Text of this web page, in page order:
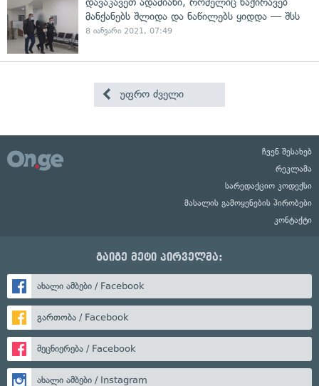
მანქანებს შლიდა და ნაწილებს ყიდდა — შსს
8 იანვარი 2021, 07:49
უფრო ძველი
ჩვენ შესახებ
რეკლამა
სარედაქციო კოდექსი
მასალის გამოყენების პირობები
კონტაქტი
გაიგე მეტი პირველმა:
ახალი ამბები / Facebook
გართობა / Facebook
მეცნიერება / Facebook
ახალი ამბები / Instagram